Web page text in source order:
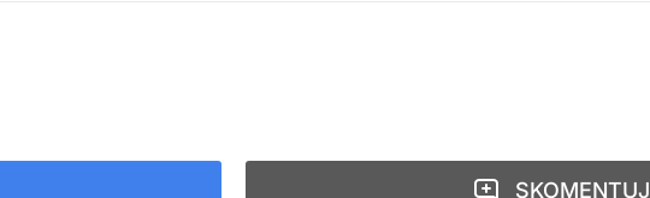
SKOMENTUJ